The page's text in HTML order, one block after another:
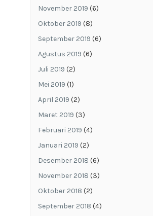
November 2019 (6)
Oktober 2019 (8)
September 2019 (6)
Agustus 2019 (6)
Juli 2019 (2)
Mei 2019 (1)
April 2019 (2)
Maret 2019 (3)
Februari 2019 (4)
Januari 2019 (2)
Desember 2018 (6)
November 2018 (3)
Oktober 2018 (2)
September 2018 (4)